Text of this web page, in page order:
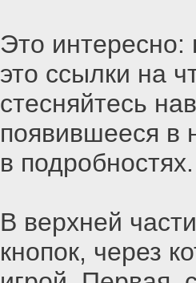
Это интересно:
это ссылки на
стесняйтесь
появившееся в
в подробностях.
В верхней
кнопок, через